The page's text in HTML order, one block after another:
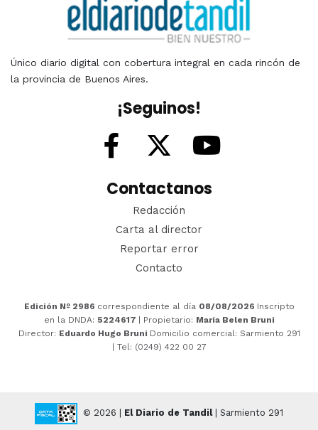
Único diario digital con cobertura integral en cada rincón de
la provincia de Buenos Aires.
¡Seguinos!
Contactanos
Redacción
Carta al director
Reportar error
Contacto
Edición Nº 2986 correspondiente al día 08/08/2026 Inscripto
en la DNDA: 5224617 | Propietario: María Belen Bruni
Director: Eduardo Hugo Bruni Domicilio comercial: Sarmiento 291
| Tel: (0249) 422 00 27
© 2026 | El Diario de Tandil| Sarmiento 291